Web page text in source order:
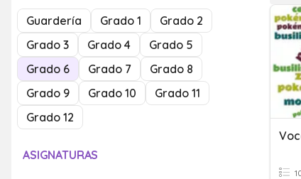
Guardería Grado 1
Grado 2
Grado 3
Grado 4
Grado 5
Grado 6
Grado 7
Grado 8
Grado 9
Grado 10
Grado 11
Grado 12
ASIGNATURAS